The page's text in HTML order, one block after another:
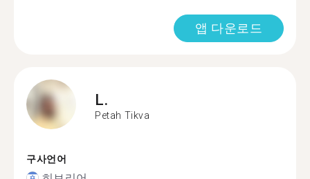
앱 다운로드
L.
Petah Tikva
구사언어